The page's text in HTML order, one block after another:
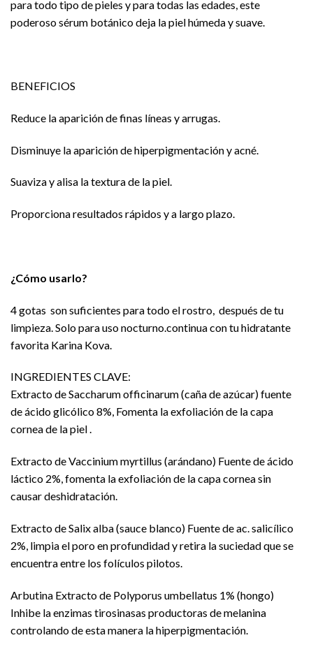
para todo tipo de pieles y para todas las edades, este
poderoso sérum botánico deja la piel húmeda y suave.
BENEFICIOS
Reduce la aparición de finas líneas y arrugas.
Disminuye la aparición de hiperpigmentación y acné.
Suaviza y alisa la textura de la piel.
Proporciona resultados rápidos y a largo plazo.
¿Cómo usarlo?
4 gotas son suficientes para todo el rostro, después de tu
limpieza. Solo para uso nocturno.continua con tu hidratante
favorita Karina Kova.
INGREDIENTES CLAVE:
Extracto de Saccharum officinarum (caña de azúcar) fuente
de ácido glicólico 8%, Fomenta la exfoliación de la capa
cornea de la piel .
Extracto de Vaccinium myrtillus (arándano) Fuente de ácido
láctico 2%, fomenta la exfoliación de la capa cornea sin
causar deshidratación.
Extracto de Salix alba (sauce blanco) Fuente de ac. salicílico
2%, limpia el poro en profundidad y retira la suciedad que se
encuentra entre los folículos pilotos.
Arbutina Extracto de Polyporus umbellatus 1% (hongo)
Inhibe la enzimas tirosinasas productoras de melanina
controlando de esta manera la hiperpigmentación.